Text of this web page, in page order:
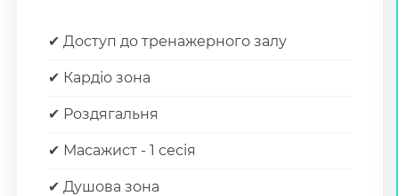
✔ Доступ до тренажерного залу
✔ Кардіо зона
✔ Роздягальня
✔ Масажист - 1 сесія
✔ Душова зона